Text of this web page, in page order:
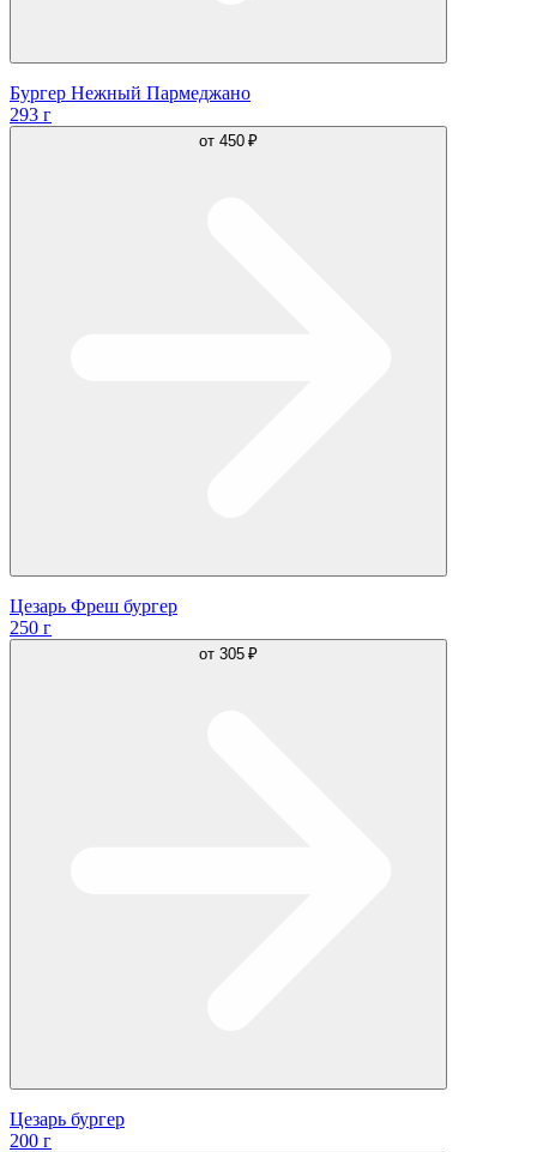
Бургер Нежный Пармеджано
293 г
от 450 ₽
Цезарь Фреш бургер
250 г
от 305 ₽
Цезарь бургер
200 г